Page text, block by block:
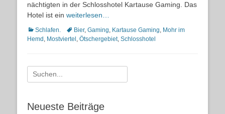
nächtigten in der Schlosshotel Kartause Gaming. Das
Hotel ist ein weiterlesen…
Kategorien
Schlafen. Schlagworte
Bier, Gaming, Kartause Gaming, Mohr im
Hemd , Mostviertel , Ötschergebiet, Schlosshotel
Suche
nach:
Neueste Beiträge